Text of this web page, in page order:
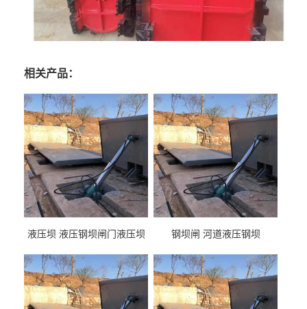
相关产品：
液压坝 液压钢坝闸门液压坝
钢坝闸 河道液压钢坝